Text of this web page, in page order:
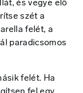
és vegye elő
szét a
felét, a
paradicsomos
felét. Ha